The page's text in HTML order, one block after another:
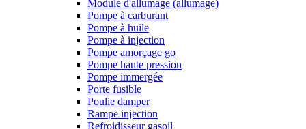
Module d'allumage (allumage)
Pompe à carburant
Pompe à huile
Pompe à injection
Pompe amorçage go
Pompe haute pression
Pompe immergée
Porte fusible
Poulie damper
Rampe injection
Refroidisseur gasoil